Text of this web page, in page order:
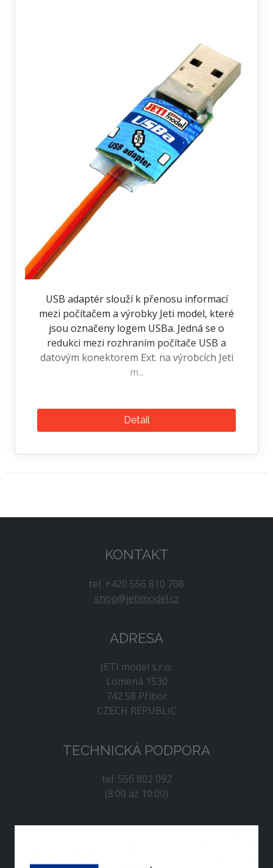
USB adaptér slouží k přenosu informací
mezi počítačem a výrobky Jeti model, které
jsou označeny logem USBa. Jedná se o
redukci mezi rozhraním počítače USB a
datovým konektorem Ext. na výrobcích Jeti
m...
Detail
KONTAKT
tel. +420 556 810 708
shop@jetimodel.cz
ADRESA
JETI model s.r.o.
Lomená 1530
742 58 Příbor
CZECH REPUBLIC
TECHNICKÁ PODPORA
tel. 556 802 092
(8:00 až 10:00)